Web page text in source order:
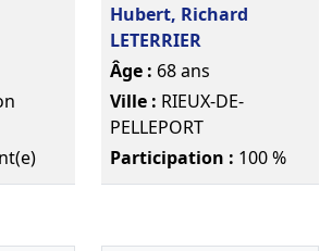
Hubert, Richard
LETERRIER
Âge : 68 ans
Ville : RIEUX-DE-
PELLEPORT
Participation : 100 %